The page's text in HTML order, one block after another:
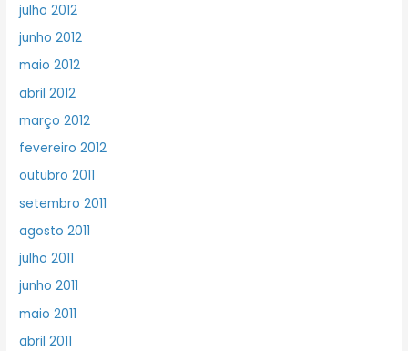
julho 2012
junho 2012
maio 2012
abril 2012
março 2012
fevereiro 2012
outubro 2011
setembro 2011
agosto 2011
julho 2011
junho 2011
maio 2011
abril 2011